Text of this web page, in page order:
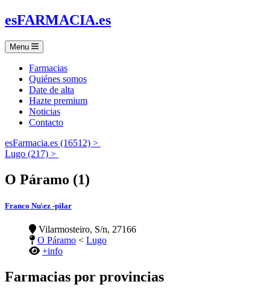
esFARMACIA.es
Menu
Farmacias
Quiénes somos
Date de alta
Hazte premium
Noticias
Contacto
esFarmacia.es (16512) >
Lugo (217) >
O Páramo (1)
Franco Nu\ez -pilar
Vilarmosteiro, S/n, 27166
O Páramo < Lugo
+info
Farmacias por provincias